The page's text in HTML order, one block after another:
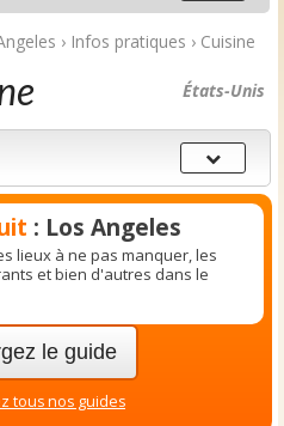
› Infos pratiques › Cuisine
États-Unis
Sections
du
guide
: Los Angeles
lieux à ne pas manquer, les
et bien d'autres dans le
le guide
tous nos guides